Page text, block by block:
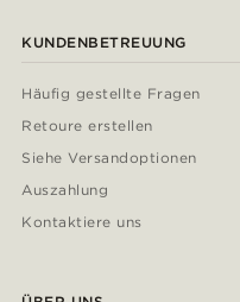
KUNDENBETREUUNG
Häufig gestellte Fragen
Retoure erstellen
Siehe Versandoptionen
Auszahlung
Kontaktiere uns